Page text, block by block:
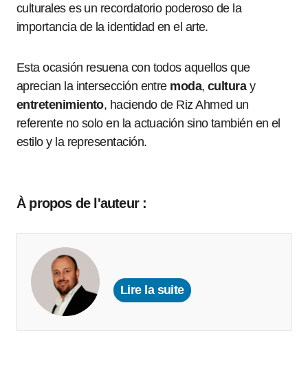
culturales es un recordatorio poderoso de la
importancia de la identidad en el arte.
Esta ocasión resuena con todos aquellos que
aprecian la intersección entre moda,culturay
entretenimiento, haciendo de Riz Ahmed un
referente no solo en la actuación sino también en el
estilo y la representación.
À propos de l'auteur :
Lire la suite